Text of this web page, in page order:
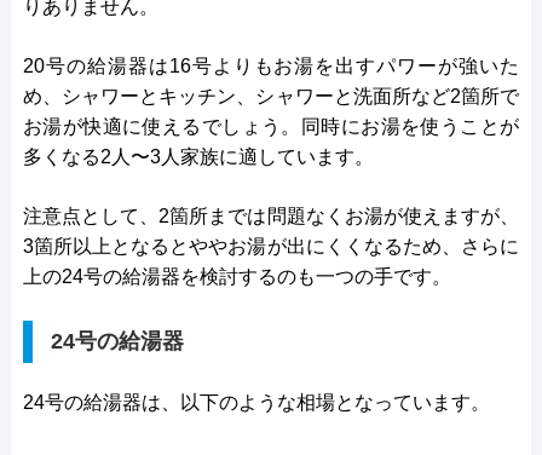
りありません。
20号の給湯器は16号よりもお湯を出すパワーが強いた
め、シャワーとキッチン、シャワーと洗面所など2箇所で
お湯が快適に使えるでしょう。同時にお湯を使うことが
多くなる2人〜3人家族に適しています。
注意点として、2箇所までは問題なくお湯が使えますが、
3箇所以上となるとややお湯が出にくくなるため、さらに
上の24号の給湯器を検討するのも一つの手です。
24号の給湯器
24号の給湯器は、以下のような相場となっています。